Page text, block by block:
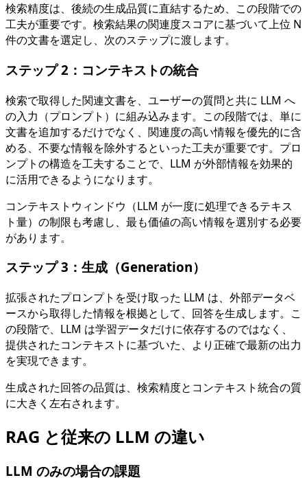
検索精度は、後続の生成品質に直結するため、この段階での
工夫が重要です。検索結果の関連度スコアに基づいて上位 N
件の文書を選定し、次のステップに渡します。
ステップ 2：コンテキストの統合
検索で取得した関連文書を、ユーザーの質問と共に LLM へ
の入力（プロンプト）に組み込みます。この段階では、単に
文書を追加するだけでなく、関連度の高い情報を優先的に含
める、不要な情報を除外するといった工夫が重要です。プロ
ンプトの構造を工夫することで、LLM が外部情報を効果的
に活用できるようになります。
コンテキストウィンドウ（LLM が一度に処理できるテキス
ト量）の制限も考慮し、最も価値の高い情報を選別する必要
があります。
ステップ 3：生成（Generation）
拡張されたプロンプトを受け取った LLM は、外部データベ
ースから取得した情報を根拠として、回答を生成します。こ
の段階で、LLM は学習データだけに依存するのではなく、
提供されたコンテキストに基づいた、より正確で最新の出力
を実現できます。
生成された回答の品質は、検索精度とコンテキスト統合の質
に大きく左右されます。
RAG と従来の LLM の違い
LLM のみの場合の課題